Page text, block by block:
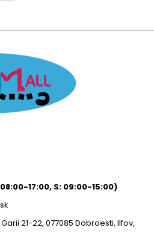
08:00-17:00, S: 09:00-15:00)
21-22, 077085 Dobroesti, Ilfov,